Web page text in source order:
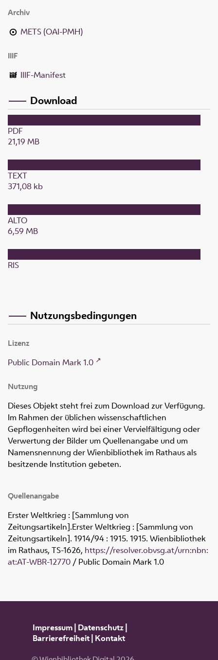
Archiv
METS (OAI-PMH)
IIIF
IIIF-Manifest
Download
PDF
21,19 MB
TEXT
371,08 kb
ALTO
6,59 MB
RIS
Nutzungsbedingungen
Lizenz
Public Domain Mark 1.0
Nutzung
Dieses Objekt steht frei zum Download zur Verfügung.
Im Rahmen der üblichen wissenschaftlichen
Gepflogenheiten wird bei einer Vervielfältigung oder
Verwertung der Bilder um Quellenangabe und um
Namensnennung der Wienbibliothek im Rathaus als
besitzende Institution gebeten.
Quellenangabe
Erster Weltkrieg : [Sammlung von
Zeitungsartikeln].Erster Weltkrieg : [Sammlung von
Zeitungsartikeln]. 1914/94 : 1915. 1915. Wienbibliothek
im Rathaus, TS-1626, https://resolver.obvsg.at/urn:nbn:
at:AT-WBR-12770 / Public Domain Mark 1.0
Impressum| Datenschutz|
Barrierefreiheit| Kontakt